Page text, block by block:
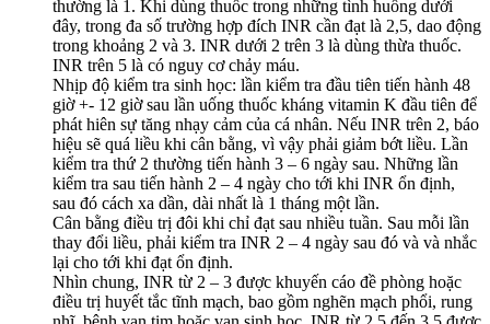
thường là 1. Khi dùng thuốc trong những tình huống dưới
đây, trong đa số trường hợp đích INR cần đạt là 2,5, dao động
trong khoảng 2 và 3. INR dưới 2 trên 3 là dùng thừa thuốc.
INR trên 5 là có nguy cơ chảy máu.
Nhịp độ kiểm tra sinh học: lần kiểm tra đầu tiên tiến hành 48
giờ +- 12 giờ sau lần uống thuốc kháng vitamin K đầu tiên để
phát hiên sự tăng nhạy cảm của cá nhân. Nếu INR trên 2, báo
hiệu sẽ quá liều khi cân bằng, vì vậy phải giảm bớt liều. Lần
kiểm tra thứ 2 thường tiến hành 3 – 6 ngày sau. Những lần
kiểm tra sau tiến hành 2 – 4 ngày cho tới khi INR ổn định,
sau đó cách xa dần, dài nhất là 1 tháng một lần.
Cân bằng điều trị đôi khi chỉ đạt sau nhiều tuần. Sau mỗi lần
thay đổi liều, phải kiểm tra INR 2 – 4 ngày sau đó và và nhắc
lại cho tới khi đạt ổn định.
Nhìn chung, INR từ 2 – 3 được khuyến cáo đề phòng hoặc
điều trị huyết tắc tĩnh mạch, bao gồm nghẽn mạch phổi, rung